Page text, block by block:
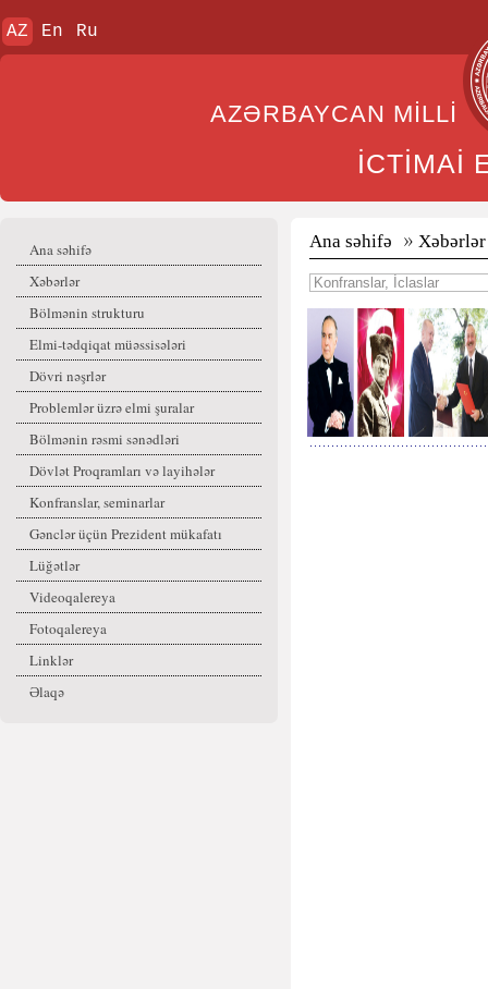
AZ En Ru
AZƏRBAYCAN
İCTİMAİ
Ana səhifə
Xəbərlər
Bölmənin strukturu
Elmi-tədqiqat müəssisələri
Dövri nəşrlər
Problemlər üzrə elmi şuralar
Bölmənin rəsmi sənədləri
Dövlət Proqramları və layihələr
Konfranslar, seminarlar
Gənclər üçün Prezident mükafatı
Lüğətlər
Videoqalereya
Fotoqalereya
Linklər
Əlaqə
Ana səhifə Xəbərlər